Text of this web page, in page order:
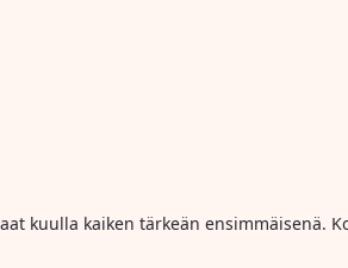
kuulla kaiken tärkeän ensimmäisenä.